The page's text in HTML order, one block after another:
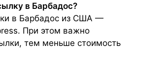
в Барбадос?
в Барбадос из США —
При этом важно
тем меньше стоимость